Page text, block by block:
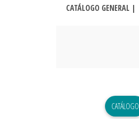
CATÁLOGO GENERAL |
CATÁLOGO